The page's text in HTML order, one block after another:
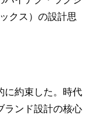
クス）の設計思
に約束した。時代
ランド設計の核心